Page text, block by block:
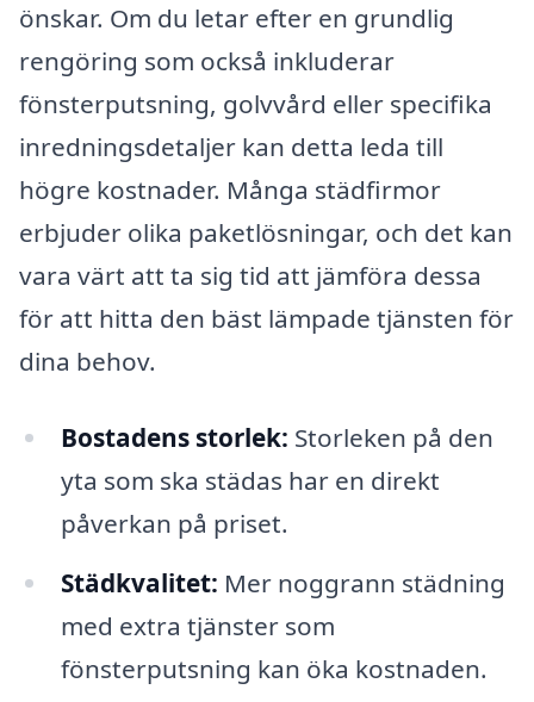
önskar. Om du letar efter en grundlig
rengöring som också inkluderar
fönsterputsning, golvvård eller specifika
inredningsdetaljer kan detta leda till
högre kostnader. Många städfirmor
erbjuder olika paketlösningar, och det kan
vara värt att ta sig tid att jämföra dessa
för att hitta den bäst lämpade tjänsten för
dina behov.
Bostadens storlek: Storleken på den
yta som ska städas har en direkt
påverkan på priset.
Städkvalitet: Mer noggrann städning
med extra tjänster som
fönsterputsning kan öka kostnaden.